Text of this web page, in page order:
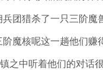
兵团猎杀了一只三阶魔
阶魔核呢这一趟他们赚
之中听着他们的对话